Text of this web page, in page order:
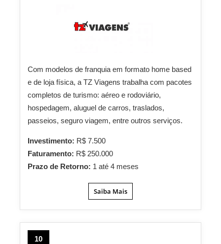
Com modelos de franquia em formato home based
e de loja física, a TZ Viagens trabalha com pacotes
completos de turismo: aéreo e rodoviário,
hospedagem, aluguel de carros, traslados,
passeios, seguro viagem, entre outros serviços.
Investimento: R$ 7.500
Faturamento: R$ 250.000
Prazo de Retorno: 1 até 4 meses
Saiba Mais
10